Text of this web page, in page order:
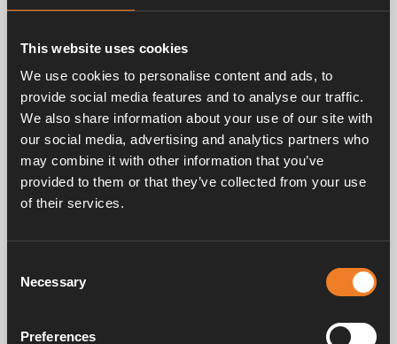
This website uses cookies
We use cookies to personalise content and ads, to
provide social media features and to analyse our traffic.
We also share information about your use of our site with
our social media, advertising and analytics partners who
may combine it with other information that you’ve
provided to them or that they’ve collected from your use
of their services.
Selection
Necessary
Preferences
Relaterade produkter